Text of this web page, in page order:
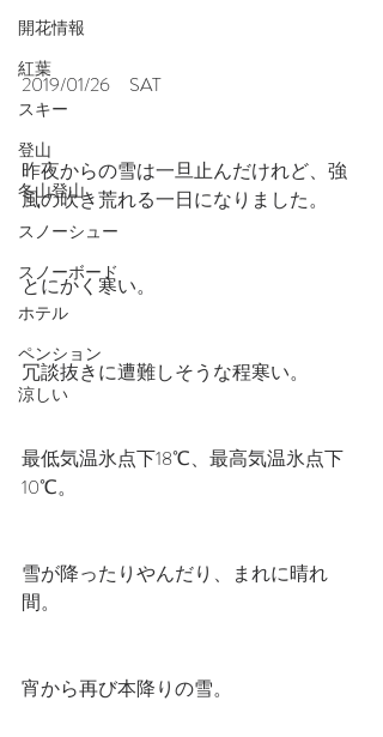
開花情報
紅葉
スキー
登山
冬山登山
スノーシュー
スノーボード
ホテル
ペンション
涼しい
2019/01/26　SAT
昨夜からの雪は一旦止んだけれど、強
風の吹き荒れる一日になりました。
とにかく寒い。
冗談抜きに遭難しそうな程寒い。
最低気温氷点下18℃、最高気温氷点下
10℃。
雪が降ったりやんだり、まれに晴れ
間。
宵から再び本降りの雪。